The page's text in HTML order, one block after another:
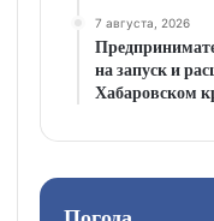
7 августа, 2026
на запуск и
Хабаровском